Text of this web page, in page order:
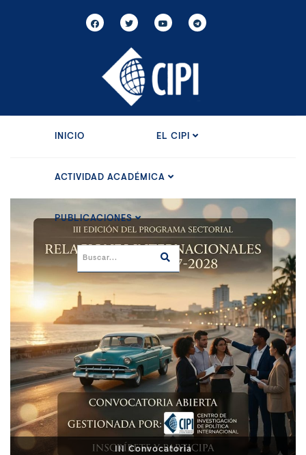
INICIO EL CIPI
ACTIVIDAD ACADÉMICA
PUBLICACIONES
XI Conference on Strategic Studies